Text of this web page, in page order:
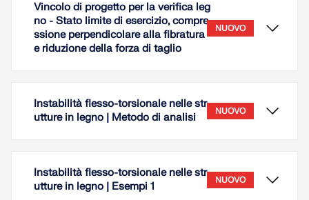
Vincolo di progetto per la verifica leg
no - Stato limite di esercizio, compre
ssione perpendicolare alla fibratura
e riduzione della forza di taglio
NUOVO
Instabilità flesso-torsionale nelle str
utture in legno | Metodo di analisi
NUOVO
Instabilità flesso-torsionale nelle str
utture in legno | Esempi 1
NUOVO